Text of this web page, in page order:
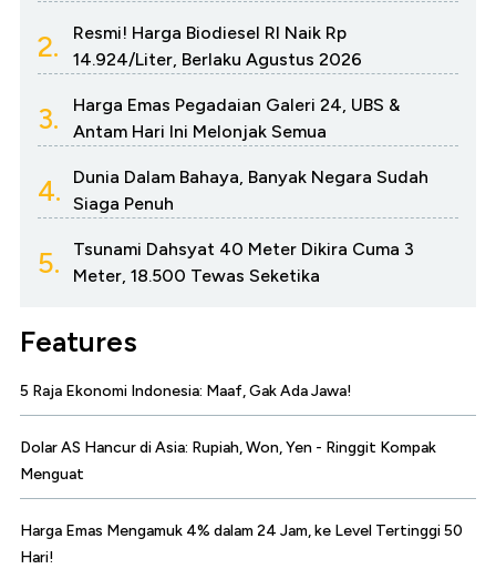
2.
Resmi! Harga Biodiesel RI Naik Rp
14.924/Liter, Berlaku Agustus 2026
3.
Harga Emas Pegadaian Galeri 24, UBS &
Antam Hari Ini Melonjak Semua
4.
Dunia Dalam Bahaya, Banyak Negara Sudah
Siaga Penuh
5.
Tsunami Dahsyat 40 Meter Dikira Cuma 3
Meter, 18.500 Tewas Seketika
Features
5 Raja Ekonomi Indonesia: Maaf, Gak Ada Jawa!
Dolar AS Hancur di Asia: Rupiah, Won, Yen - Ringgit Kompak
Menguat
Harga Emas Mengamuk 4% dalam 24 Jam, ke Level Tertinggi 50
Hari!